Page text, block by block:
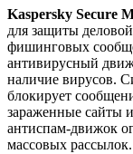
Kaspersky Secure
для защиты
фишинговых
антивирусный
наличие вирусов.
блокирует
зараженные сайты
антиспам-движок
массовых рассылок.